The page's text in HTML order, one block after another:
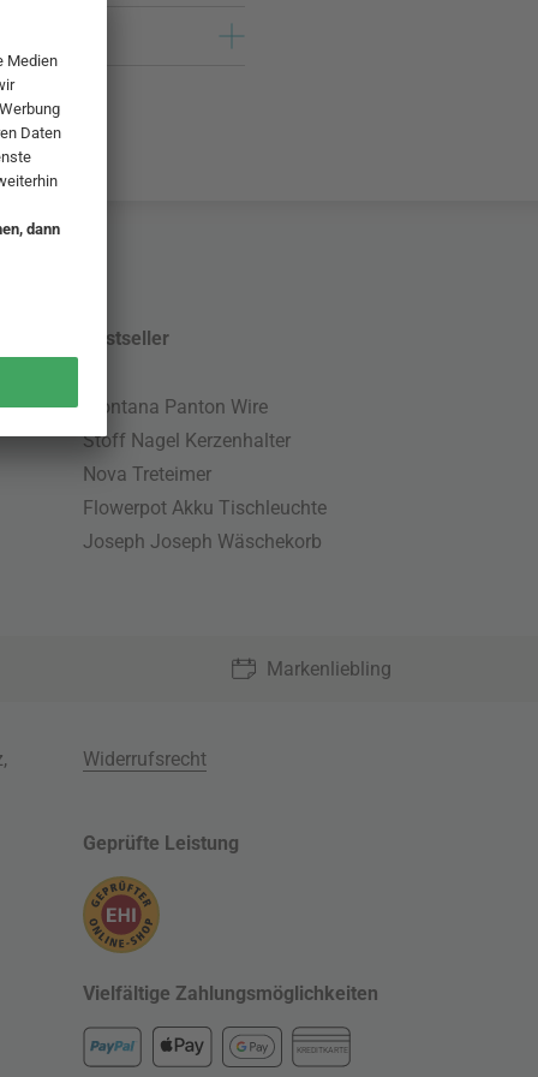
Bestseller
Montana Panton Wire
Stoff Nagel Kerzenhalter
Nova Treteimer
Flowerpot Akku Tischleuchte
Joseph Joseph Wäschekorb
Markenliebling
,
Widerrufsrecht
Geprüfte Leistung
Vielfältige Zahlungsmöglichkeiten
KREDITKARTE